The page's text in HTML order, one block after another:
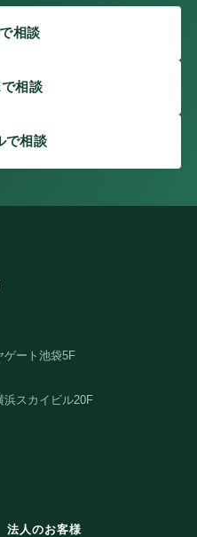
相談
相談
で相談
ゲート池袋5F
浜スカイビル20F
法人のお客様